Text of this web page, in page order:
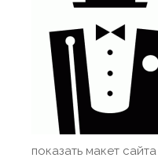
показать макет